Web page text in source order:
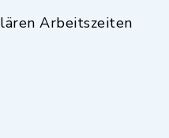
Arbeitszeiten